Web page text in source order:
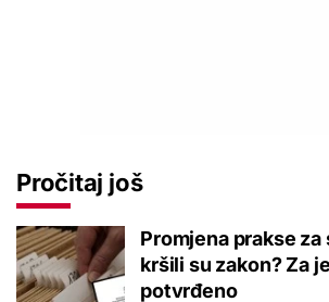
Pročitaj još
Promjena prakse
kršili su zakon? Za
potvrđeno